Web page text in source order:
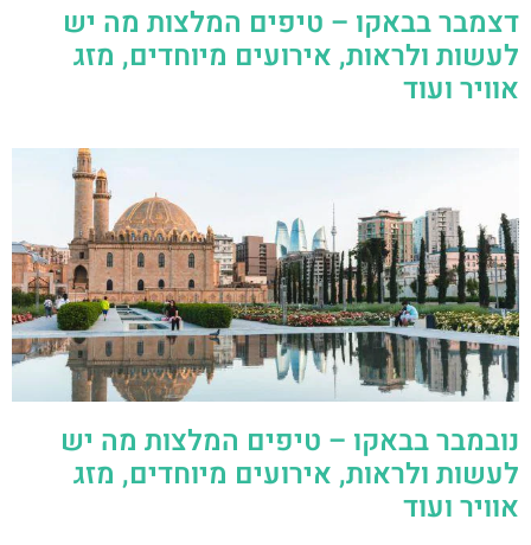
דצמבר בבאקו – טיפים המלצות מה יש
לעשות ולראות, אירועים מיוחדים, מזג
אוויר ועוד
נובמבר בבאקו – טיפים המלצות מה יש
לעשות ולראות, אירועים מיוחדים, מזג
אוויר ועוד